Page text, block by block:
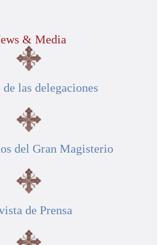
& Media
las delegaciones
del Gran Magisterio
de Prensa